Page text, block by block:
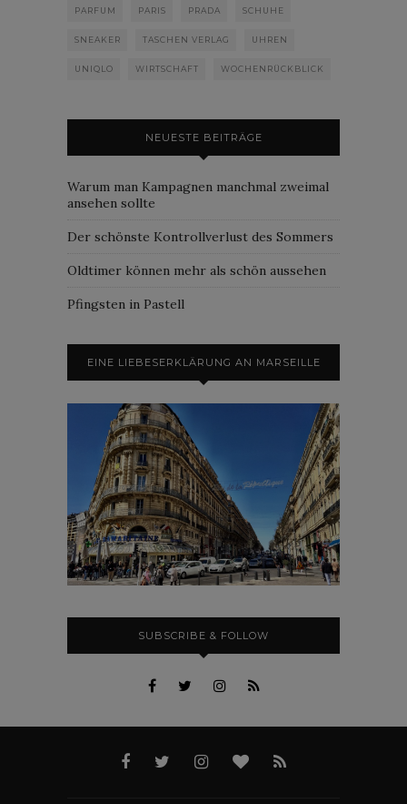
PARFUM PARIS PRADA SCHUHE
SNEAKER TASCHEN VERLAG UHREN
UNIQLO WIRTSCHAFT WOCHENRÜCKBLICK
NEUESTE BEITRÄGE
Warum man Kampagnen manchmal zweimal
ansehen sollte
Der schönste Kontrollverlust des Sommers
Oldtimer können mehr als schön aussehen
Pfingsten in Pastell
EINE LIEBESERKLÄRUNG AN MARSEILLE
SUBSCRIBE & FOLLOW